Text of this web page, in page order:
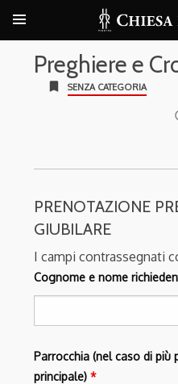
Preghiere e
bookmark SENZA CATEGORIA
PRENOTAZIONE
GIUBILARE
I campi contrassegnati
Cognome e nome
Parrocchia (nel caso di più
principale) *